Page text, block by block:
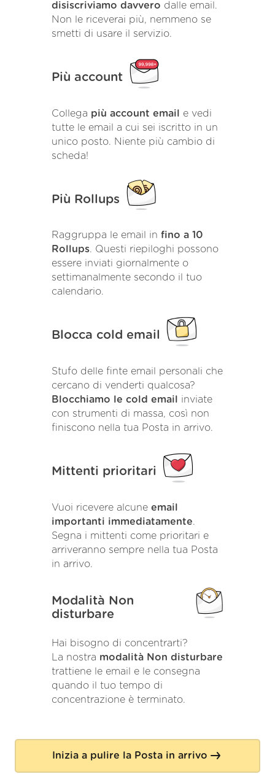
disiscriviamo davvero dalle email.
Non le riceverai più, nemmeno se
smetti di usare il servizio.
Più account
Collega più account email
e vedi
tutte le email a cui sei iscritto in un
unico posto. Niente più cambio di
scheda!
Più Rollups
Raggruppa le email in fino a 10
Rollups. Questi riepiloghi possono
essere inviati giornalmente o
settimanalmente secondo il tuo
calendario.
Blocca cold email
Stufo delle finte email personali che
cercano di venderti qualcosa?
Blocchiamo le cold email
inviate
con strumenti di massa, così non
finiscono nella tua Posta in arrivo.
Mittenti prioritari
Vuoi ricevere alcune email
importanti immediatamente.
Segna i mittenti come prioritari e
arriveranno sempre nella tua Posta
in arrivo.
Modalità Non
disturbare
Hai bisogno di concentrarti?
La nostra modalità Non disturbare
trattiene le email e le consegna
quando il tuo tempo di
concentrazione è terminato.
Inizia a pulire la Posta in arrivo